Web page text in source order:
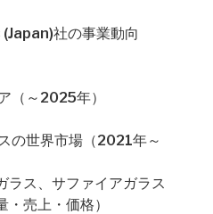
社の事業動向
（～2025年）
の世界市場（2021年～
ラス、サファイアガラス
売上・価格）